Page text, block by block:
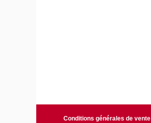
Conditions générales de vente